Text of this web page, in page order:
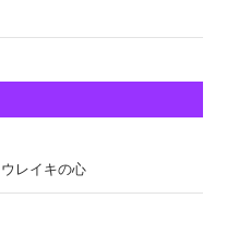
レイキの心